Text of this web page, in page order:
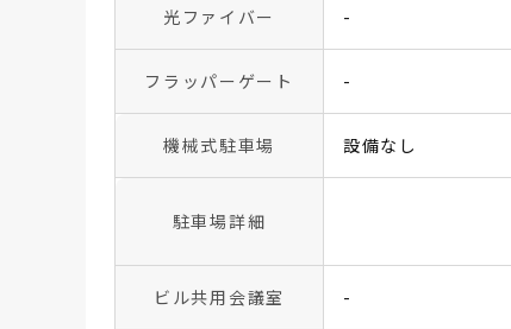
光ファイバー -
フラッパーゲート -
機械式駐車場 設備なし
駐車場詳細
ビル共用会議室 -